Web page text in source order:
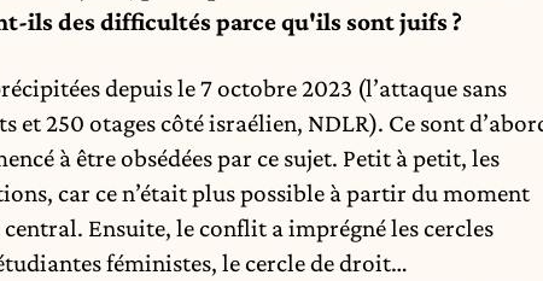
ils des difficultés parce qu'ils sont juifs ?
depuis le 7 octobre 2023 (l’attaque sans
et 250 otages côté israélien, NDLR). Ce sont
à être obsédées par ce sujet. Petit à petit, les
car ce n’était plus possible à partir du moment
Ensuite, le conflit a imprégné les cercles
féministes, le cercle de droit…